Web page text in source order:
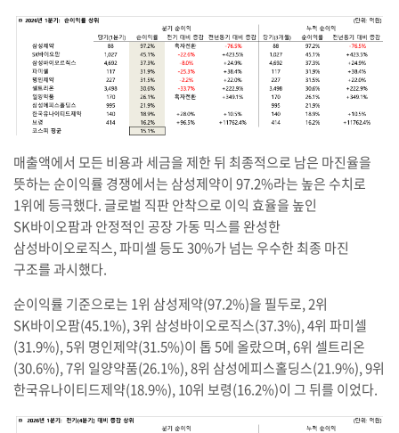
매출액에서 모든 비용과 세금을 제한 뒤 최종적으로 남은 마진율을
뜻하는 순이익률 경쟁에서는 삼성제약이 97.2%라는 높은 수치로
1위에 등극했다. 글로벌 직판 안착으로 이익 효율을 높인
SK바이오팜과 안정적인 공장 가동 믹스를 완성한
삼성바이오로직스, 파미셀 등도 30%가 넘는 우수한 최종 마진
구조를 과시했다.
순이익률 기준으로는 1위 삼성제약(97.2%)을 필두로, 2위
SK바이오팜(45.1%), 3위 삼성바이오로직스(37.3%), 4위 파미셀
(31.9%), 5위 명인제약(31.5%)이 톱 5에 올랐으며, 6위 셀트리온
(30.6%), 7위 일양약품(26.1%), 8위 삼성에피스홀딩스(21.9%), 9위
한국유나이티드제약(18.9%), 10위 보령(16.2%)이 그 뒤를 이었다.